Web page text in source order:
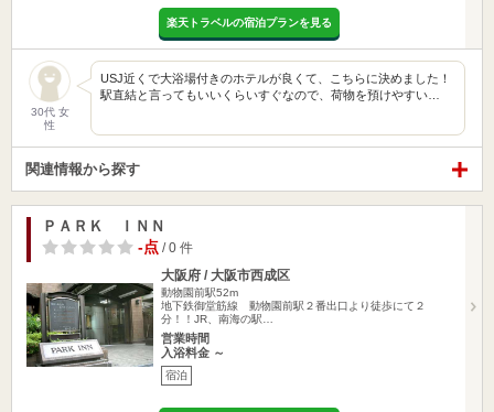
楽天トラベルの宿泊プランを見る
30代 女
性
USJ近くで大浴場付きのホテルが良くて、こちらに決めました！
駅直結と言ってもいいくらいすぐなので、荷物を預けやすい…
関連情報から探す
ＰＡＲＫ ＩＮＮ
-点 / 0 件
大阪府 / 大阪市西成区
動物園前駅52m
地下鉄御堂筋線 動物園前駅２番出口より徒歩にて２
分！！JR、南海の駅…
営業時間
入浴料金 ～
宿泊